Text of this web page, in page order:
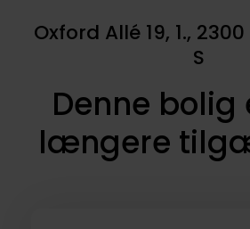
Oxford Allé 19, 1.,
S
Denne bolig
længere